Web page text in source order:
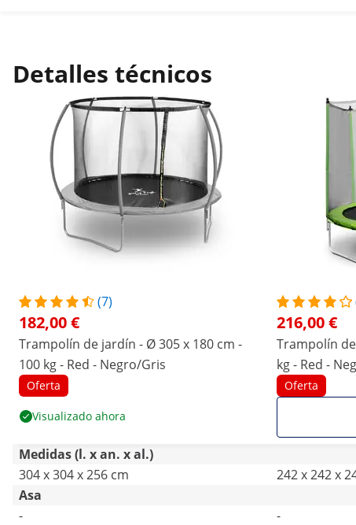
Detalles técnicos
(7)
182,00 €
Trampolín de jardín - Ø 305 x 180 cm -
100 kg - Red - Negro/Gris
Oferta
Visualizado ahora
216,00 €
Trampolín
kg - Red -
Oferta
Medidas (l. x an. x al.)
304 x 304 x 256 cm
242 x 242 x
Asa
-
-